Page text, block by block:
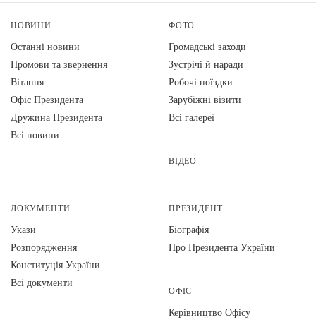
НОВИНИ
Останні новини
Промови та звернення
Вiтання
Офіс Президента
Дружина Президента
Всі новини
ФОТО
Громадські заходи
Зустрічі й наради
Робочі поїздки
Зарубіжні візити
Всі галереї
ВІДЕО
ДОКУМЕНТИ
Укази
Розпорядження
Конституція України
Всі документи
ПРЕЗИДЕНТ
Біографія
Про Президента України
ОФІС
Керівництво Офісу